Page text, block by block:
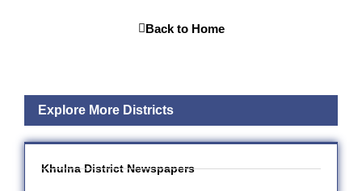
Back to Home
Explore More Districts
Khulna District Newspapers